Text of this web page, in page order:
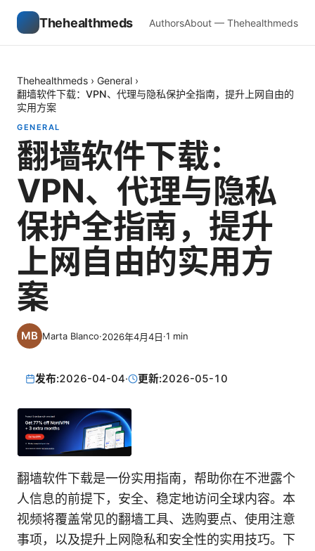
Thehealthmeds AuthorsAbout — Thehealthmeds
Thehealthmeds › General ›
翻墙软件下载：VPN、代理与隐私保护全指南，提升上网自由的
实用方案
GENERAL
翻墙软件下载：
VPN、代理与隐私
保护全指南，提升
上网自由的实用方
案
Marta Blanco·2026年4月4日·1 min
发布:2026-04-04· 更新:2026-05-10
翻墙软件下载是一份实用指南，帮助你在不泄露个
人信息的前提下，安全、稳定地访问全球内容。本
视频将覆盖常见的翻墙工具、选购要点、使用注意
事项，以及提升上网隐私和安全性的实用技巧。下